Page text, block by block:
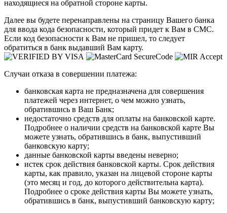
находящиеся на обратной стороне карты.
Далее вы будете перенаправлены на страницу Вашего банка
для ввода кода безопасности, который придет к Вам в СМС.
Если код безопасности к Вам не пришел, то следует
обратиться в банк выдавший Вам карту.
Случаи отказа в совершении платежа:
банковская карта не предназначена для совершения
платежей через интернет, о чем можно узнать,
обратившись в Ваш Банк;
недостаточно средств для оплаты на банковской карте.
Подробнее о наличии средств на банковской карте Вы
можете узнать, обратившись в банк, выпустивший
банковскую карту;
данные банковской карты введены неверно;
истек срок действия банковской карты. Срок действия
карты, как правило, указан на лицевой стороне карты
(это месяц и год, до которого действительна карта).
Подробнее о сроке действия карты Вы можете узнать,
обратившись в банк, выпустивший банковскую карту;